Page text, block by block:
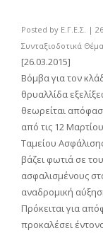
Posted by Ε.Γ.Ε.Σ. |
Συνταξιοδοτικά
[26.03.2015]
Βόμβα για τον
θρυαλλίδα
θεωρείται
από τις 12
Ταμείου
βάζει φωτιά σε
ασφαλισμένους
αναδρομική
Πρόκειται για
προκαλέσει